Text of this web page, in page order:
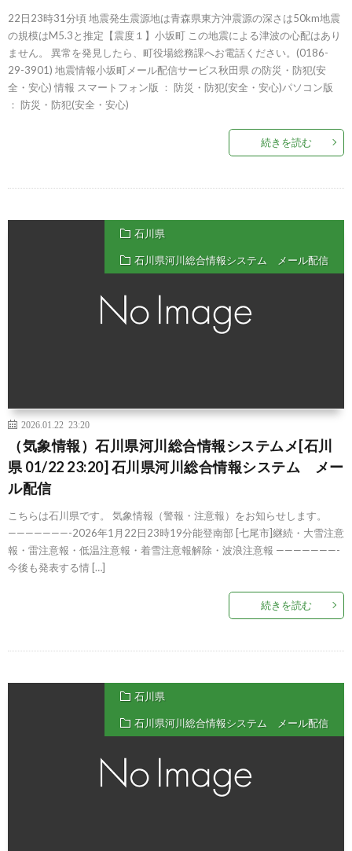
22日23時31分頃 地震発生震源地は青森県東方沖震源の深さは50km地震
の規模はM5.3と推定【震度１】小坂町 この地震による津波の心配はあり
ません。 異常を発見したら、町役場総務課へお電話ください。(0186-
29-3901) 地震情報小坂町メール配信サービス秋田県 の防災・防犯(安
全・安心) 情報 スマートフォン版 ： 防災・防犯(安全・安心)パソコン版
： 防災・防犯(安全・安心)
続きを読む
石川県
石川県河川総合情報システム メール配信
2026.01.22 23:20
（気象情報）石川県河川総合情報システムメ[石川
県 01/22 23:20] 石川県河川総合情報システム メー
ル配信
こちらは石川県です。 気象情報（警報・注意報）をお知らせします。
———————-2026年1月22日23時19分能登南部 [七尾市]継続・大雪注意
報・雷注意報・低温注意報・着雪注意報解除・波浪注意報 ———————-
今後も発表する情 […]
続きを読む
石川県
石川県河川総合情報システム メール配信